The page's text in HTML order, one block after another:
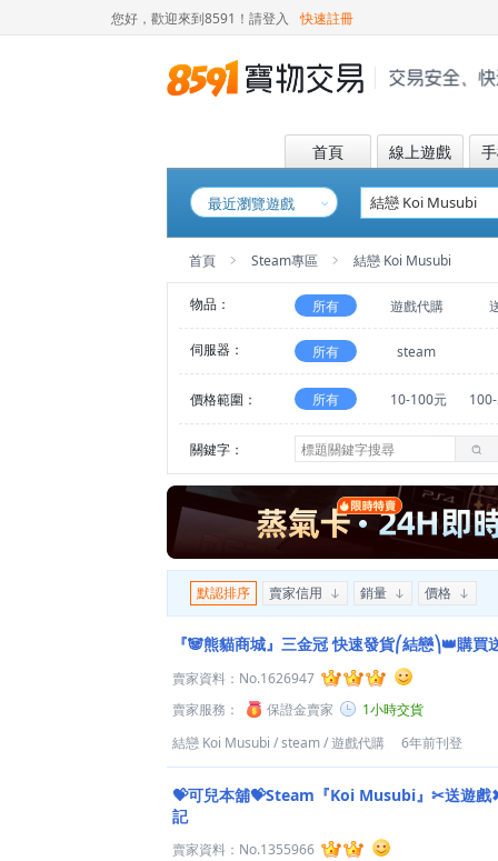
您好，歡迎來到8591！ 請登入 快速註冊
首頁 線上遊戲
最近瀏覽遊戲
首頁 Steam專區 結戀 Koi Musubi
物品： 所有 遊戲代購
伺服器： 所有 steam
價格範圍： 所有 10-100元
關鍵字：
默認排序 賣家信用 銷量 價格
『🐼熊貓商城』三金冠 快速發貨⎛結戀⎞👑購買
賣家資料： No.1626947
賣家服務：
保證金賣家
1小時交貨
結戀 Koi Musubi /steam/遊戲代購 6年前刊登
💝可兒本舖💝Steam『Koi Musubi』✂送遊
記
賣家資料： No.1355966